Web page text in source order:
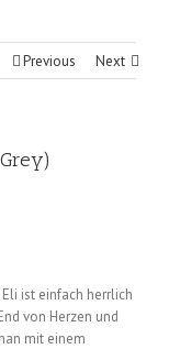
Previous Next
ist einfach herrlich
von Herzen und
mit einem